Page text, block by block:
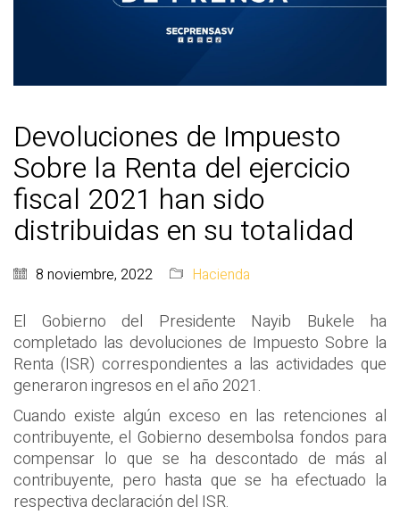
Devoluciones de Impuesto
Sobre la Renta del ejercicio
fiscal 2021 han sido
distribuidas en su totalidad
8 noviembre, 2022 Hacienda
El Gobierno del Presidente Nayib Bukele ha
completado las devoluciones de Impuesto Sobre la
Renta (ISR) correspondientes a las actividades que
generaron ingresos en el año 2021.
Cuando existe algún exceso en las retenciones al
contribuyente, el Gobierno desembolsa fondos para
compensar lo que se ha descontado de más al
contribuyente, pero hasta que se ha efectuado la
respectiva declaración del ISR.